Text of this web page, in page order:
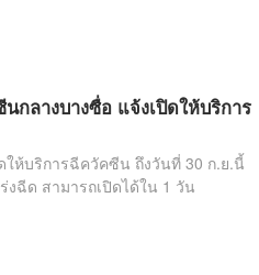
กลางบางซื่อ แจ้งเปิดให้บริการ
ห้บริการฉีควัคซีน ถึงวันที่ 30 ก.ย.นี้
ฉีด สามารถเปิดได้ใน 1 วัน